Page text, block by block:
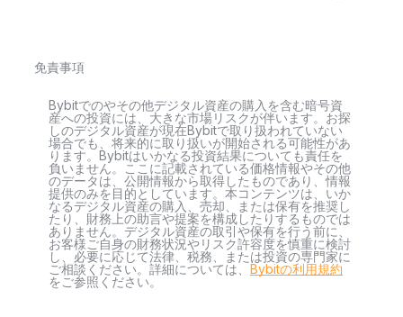
免責事項
Bybitでのやその他デジタル資産の購入を含む暗号資
産への投資には、大きな市場リスクが伴います。お探
しのデジタル資産が現在Bybitで取り扱われていない
場合でも、将来的に取り扱いが開始される可能性があ
ります。Bybitはいかなる投資結果についても責任を
負いません。ここに記載されている価格情報やその他
のデータは、公開情報から取得したものであり、情報
提供のみを目的としています。本コンテンツは、いか
なるデジタル資産の購入、売却、または保有を推奨し
たり、財務上の助言や提案を構成したりするものでは
ありません。デジタル資産の取引や保有を行う前に、
お客様ご自身の財務状況やリスク許容度を慎重に検討
し、必要に応じて法律、税務、または投資の専門家に
ご相談ください。詳細については、 Bybitの利用規約
をご参照ください。